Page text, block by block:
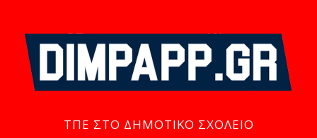
ΤΠΕ ΣΤΟ ΔΗΜΟΤΙΚΌ ΣΧΟΛΕΊΟ